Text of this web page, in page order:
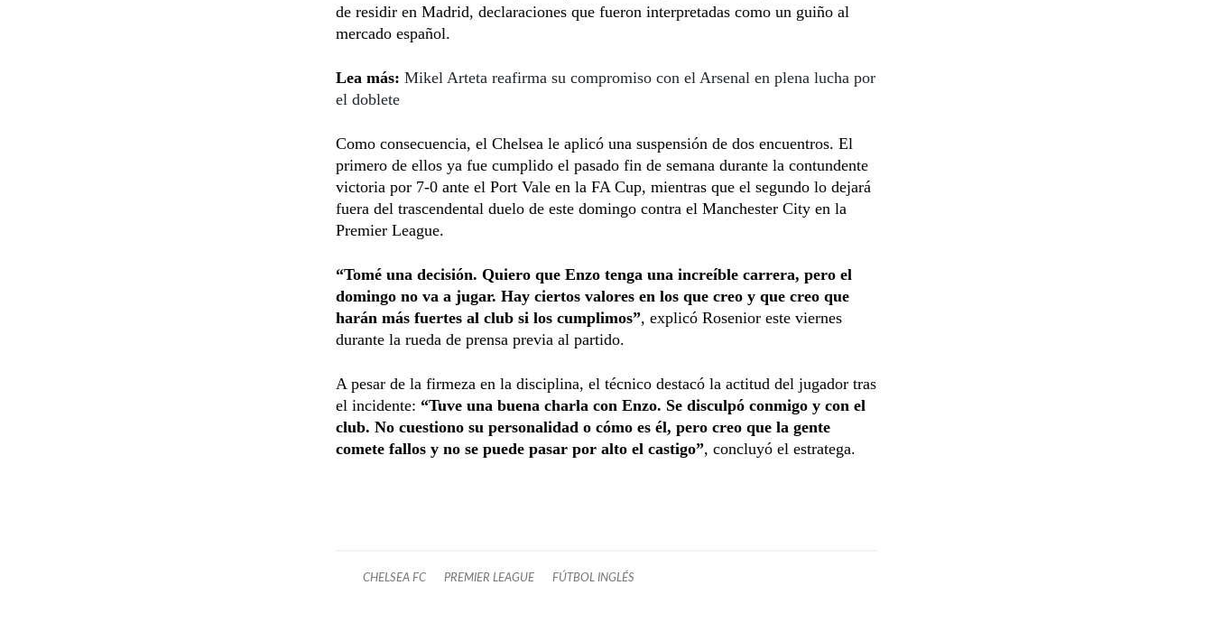
de residir en Madrid, declaraciones que fueron interpretadas como un guiño al
mercado español.
Lea más: Mikel Arteta reafirma su compromiso con el Arsenal en plena lucha por
el doblete
Como consecuencia, el Chelsea le aplicó una suspensión de dos encuentros. El
primero de ellos ya fue cumplido el pasado fin de semana durante la contundente
victoria por 7-0 ante el Port Vale en la FA Cup, mientras que el segundo lo dejará
fuera del trascendental duelo de este domingo contra el Manchester City en la
Premier League.
“Tomé una decisión. Quiero que Enzo tenga una increíble carrera, pero el
domingo no va a jugar. Hay ciertos valores en los que creo y que creo que
harán más fuertes al club si los cumplimos”, explicó Rosenior este viernes
durante la rueda de prensa previa al partido.
A pesar de la firmeza en la disciplina, el técnico destacó la actitud del jugador tras
el incidente: “Tuve una buena charla con Enzo. Se disculpó conmigo y con el
club. No cuestiono su personalidad o cómo es él, pero creo que la gente
comete fallos y no se puede pasar por alto el castigo”, concluyó el estratega.
CHELSEA FC PREMIER LEAGUE FÚTBOL INGLÉS